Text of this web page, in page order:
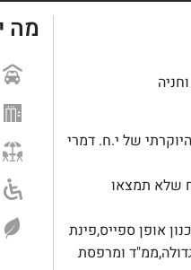
של י.ח. דמרי
שלא תמצאו
אופן ספייס,פינת
ומרפסת
מה